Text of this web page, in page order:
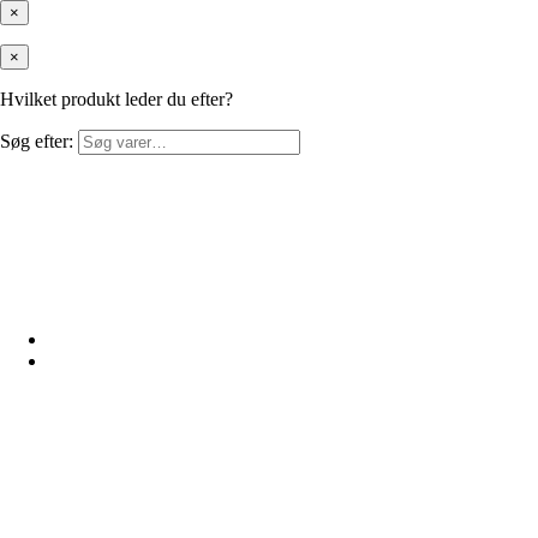
×
×
Hvilket produkt leder du efter?
Søg efter: